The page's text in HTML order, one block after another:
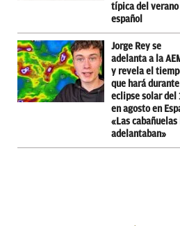
típica del verano
español
Jorge Rey se
adelanta a la
y revela el
que hará durante
eclipse solar del
en agosto en
«Las cabañuelas
adelantaban»